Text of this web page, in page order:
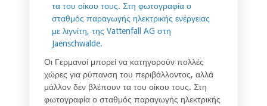
Οι Γερμανοί μπορεί να κατηγορούν πολλές
χώρες για ρύπανση του περιβάλλοντος, αλλά
μάλλον δεν βλέπουν τα του οίκου τους. Στη
φωτογραφία ο σταθμός παραγωγής ηλεκτρικής